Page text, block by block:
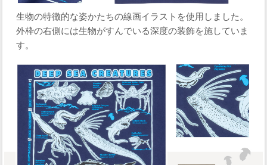
生物の特徴的な姿かたちの線画イラストを使用しました。
外枠の右側には生物がすんでいる深度の装飾を施していま
す。